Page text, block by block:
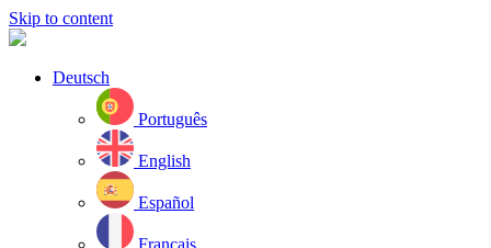
Skip to content
Deutsch
Português
English
Español
Français